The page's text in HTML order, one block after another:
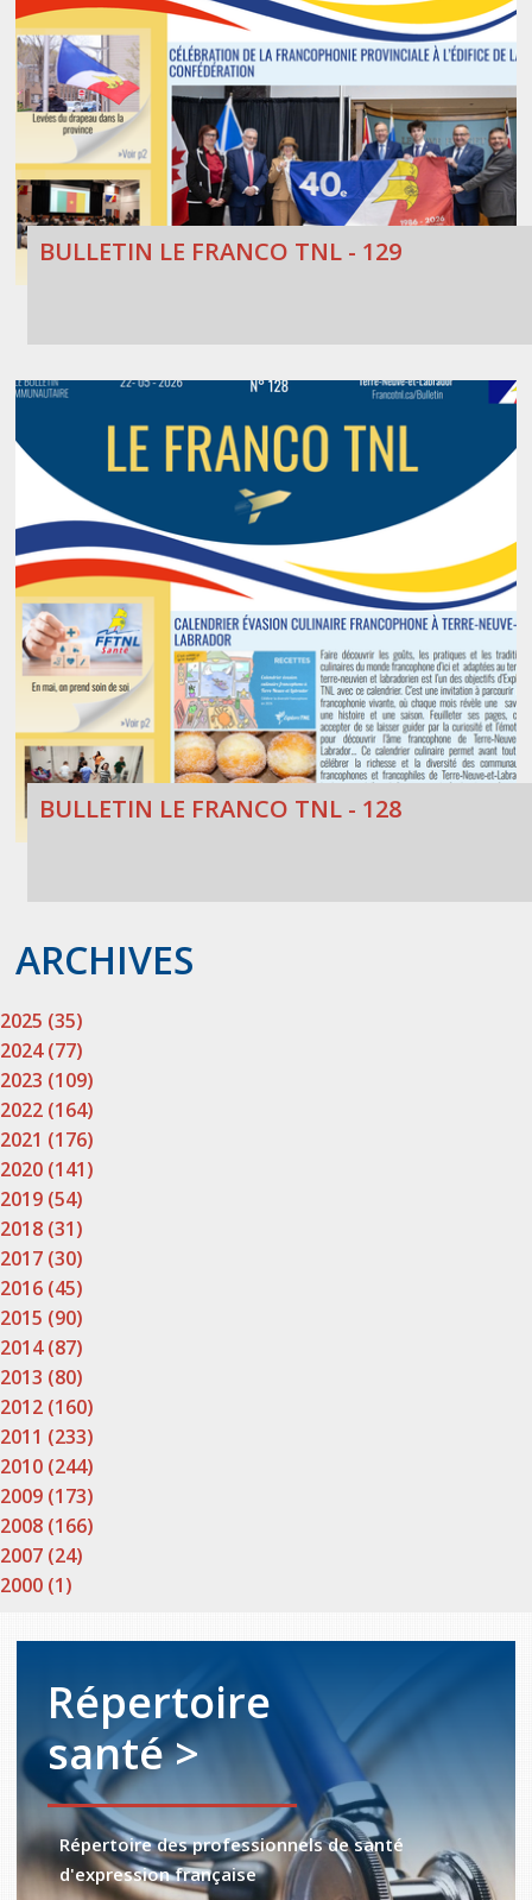
BULLETIN LE FRANCO TNL - 129
BULLETIN LE FRANCO TNL - 128
ARCHIVES
2025 (35)
2024 (77)
2023 (109)
2022 (164)
2021 (176)
2020 (141)
2019 (54)
2018 (31)
2017 (30)
2016 (45)
2015 (90)
2014 (87)
2013 (80)
2012 (160)
2011 (233)
2010 (244)
2009 (173)
2008 (166)
2007 (24)
2000 (1)
Répertoire
santé >
Répertoire des professionnels de santé
d'expression française